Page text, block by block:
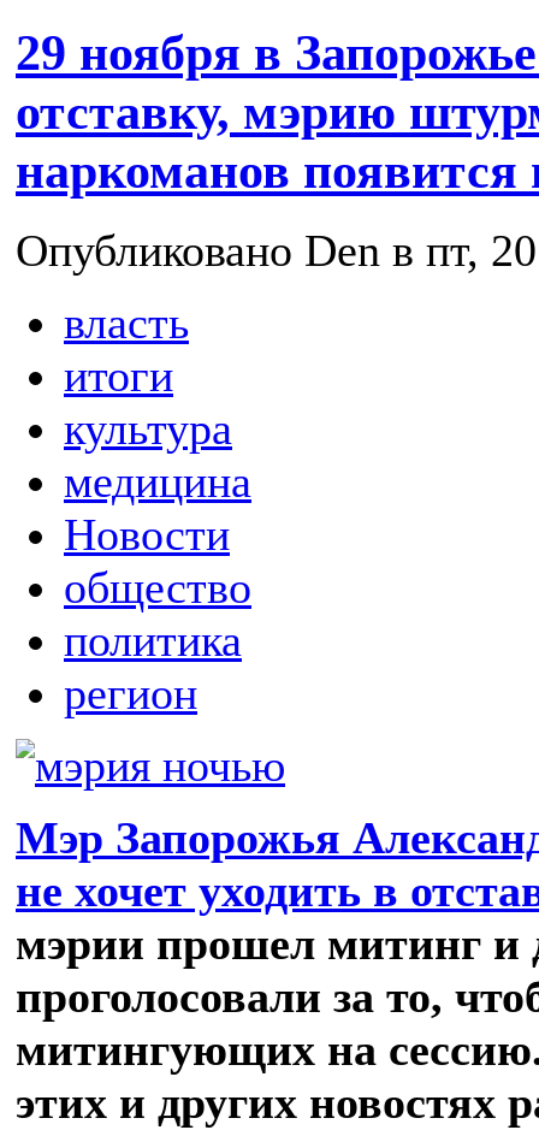
29 ноября в
отставку, мэрию
наркоманов появится
Опубликовано Den в пт,
власть
итоги
культура
медицина
Новости
общество
политика
регион
Мэр Запорожья
не хочет уходить в
мэрии прошел митинг и
проголосовали за то,
митингующих на
этих и других новостях